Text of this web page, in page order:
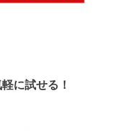
に試せる！